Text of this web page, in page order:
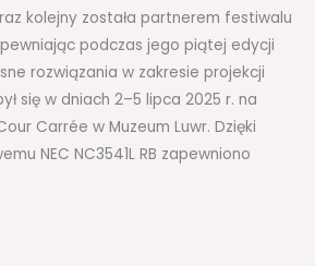
kolejny została partnerem festiwalu
podczas jego piątej edycji
rozwiązania w zakresie projekcji
się w dniach 2–5 lipca 2025 r. na
Carrée w Muzeum Luwr. Dzięki
NEC NC3541L RB zapewniono